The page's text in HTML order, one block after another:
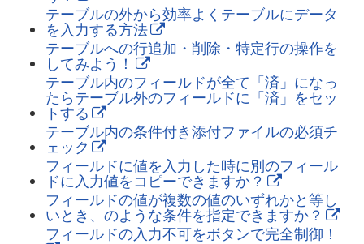
テーブルの外から効率よくテーブルにデータ
を入力する方法
テーブルへの行追加・削除・特定行の操作を
してみよう！
テーブル内のフィールドが全て「済」になっ
たらテーブル外のフィールドに「済」をセッ
トする
テーブル内の条件付き添付ファイルの必須チ
ェック
フィールドに値を入力した時に別のフィール
ドに入力値をコピーできますか？
フィールドの値が複数の値のいずれかと等し
いとき、のような条件を指定できますか？
フィールドの入力不可をボタンで完全制御！